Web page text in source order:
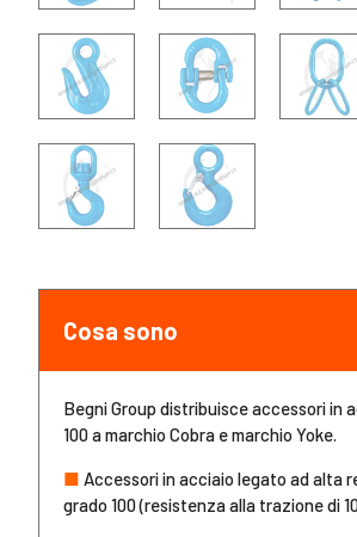
Cosa sono
Begni Group distribuisce accessori in
100 a marchio Cobra e marchio Yoke.
■ Accessori in acciaio legato ad alta
grado 100 (resistenza alla trazione di